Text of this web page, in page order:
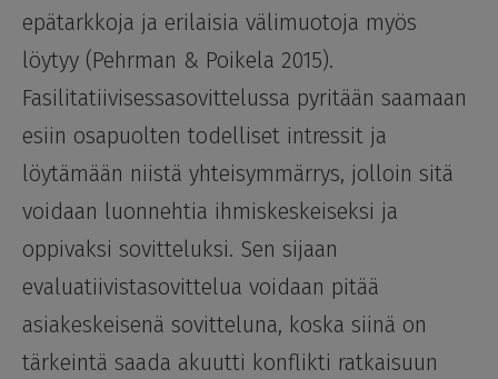
epätarkkoja ja erilaisia välimuotoja myös
löytyy (Pehrman & Poikela 2015).
Fasilitatiivisessasovittelussa pyritään saamaan
esiin osapuolten todelliset intressit ja
löytämään niistä yhteisymmärrys, jolloin sitä
voidaan luonnehtia ihmiskeskeiseksi ja
oppivaksi sovitteluksi. Sen sijaan
evaluatiivistasovittelua voidaan pitää
asiakeskeisenä sovitteluna, koska siinä on
tärkeintä saada akuutti konflikti ratkaisuun